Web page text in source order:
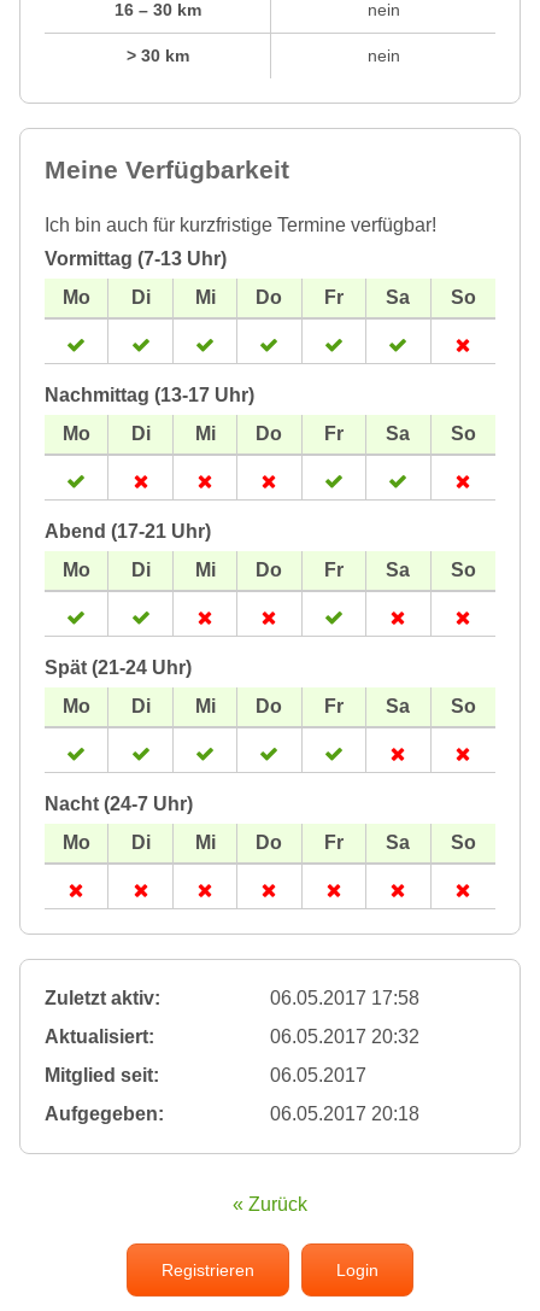
16 – 30 km
> 30 km
nein
nein
Meine Verfügbarkeit
Ich bin auch für kurzfristige Termine verfügbar!
Vormittag (7-13 Uhr)
Nachmittag (13-17 Uhr)
Abend (17-21 Uhr)
Spät (21-24 Uhr)
Nacht (24-7 Uhr)
Zuletzt aktiv:
06.05.2017 17:58
Aktualisiert:
06.05.2017 20:32
Mitglied seit:
06.05.2017
Aufgegeben:
06.05.2017 20:18
« Zurück
Registrieren Login